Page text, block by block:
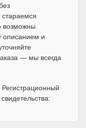
возможны
описанием и
— мы всегда